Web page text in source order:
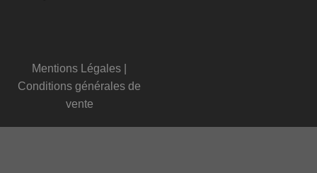
Mentions Légales
Conditions générales de
vente